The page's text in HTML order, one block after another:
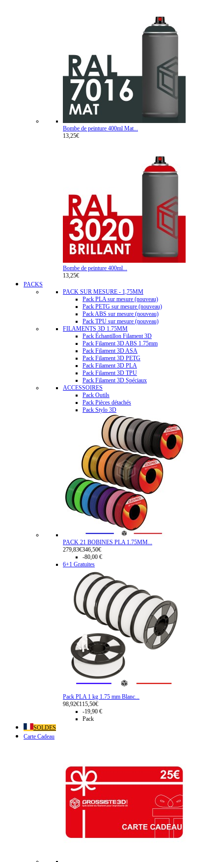
Bombe de peinture 400ml Mat...
13,25€
Bombe de peinture 400ml...
13,25€
PACKS
PACK SUR MESURE - 1,75MM
Pack PLA sur mesure (nouveau)
Pack PETG sur mesure (nouveau)
Pack ABS sur mesure (nouveau)
Pack TPU sur mesure (nouveau)
FILAMENTS 3D 1.75MM
Pack Échantillon Filament 3D
Pack Filament 3D ABS 1.75mm
Pack Filament 3D ASA
Pack Filament 3D PETG
Pack Filament 3D PLA
Pack Filament 3D TPU
Pack Filament 3D Spéciaux
ACCESSOIRES
Pack Outils
Pack Pièces détachés
Pack Stylo 3D
PACK 21 BOBINES PLA 1.75MM...
279,83€346,50€
-80,00 €
6+1 Gratuites
Pack PLA 1 kg 1.75 mm Blanc...
98,92€115,50€
-19,90 €
Pack
SOLDES
Carte Cadeau